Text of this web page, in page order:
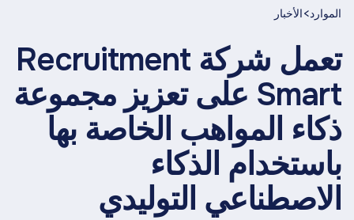
الموارد>الأخبار
تعمل شركة Recruitment
Smart على تعزيز مجموعة
ذكاء المواهب الخاصة بها
باستخدام الذكاء
الاصطناعي التوليدي